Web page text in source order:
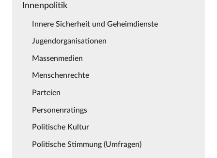
Innenpolitik
Innere Sicherheit und Geheimdienste
Jugendorganisationen
Massenmedien
Menschenrechte
Parteien
Personenratings
Politische Kultur
Politische Stimmung (Umfragen)